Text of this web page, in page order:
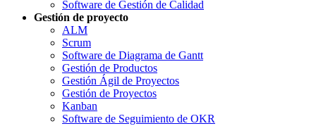
Software de Gestión de Calidad
Gestión de proyecto
ALM
Scrum
Software de Diagrama de Gantt
Gestión de Productos
Gestión Ágil de Proyectos
Gestión de Proyectos
Kanban
Software de Seguimiento de OKR